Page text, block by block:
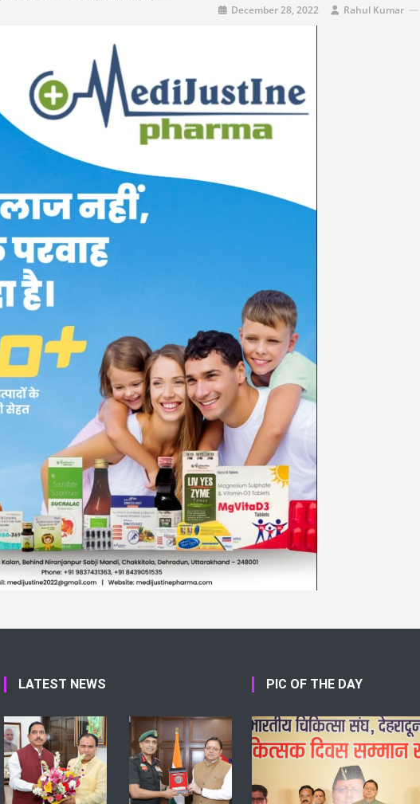
December 28, 2022 Rahul Kumar
LATEST NEWS PIC OF THE DAY